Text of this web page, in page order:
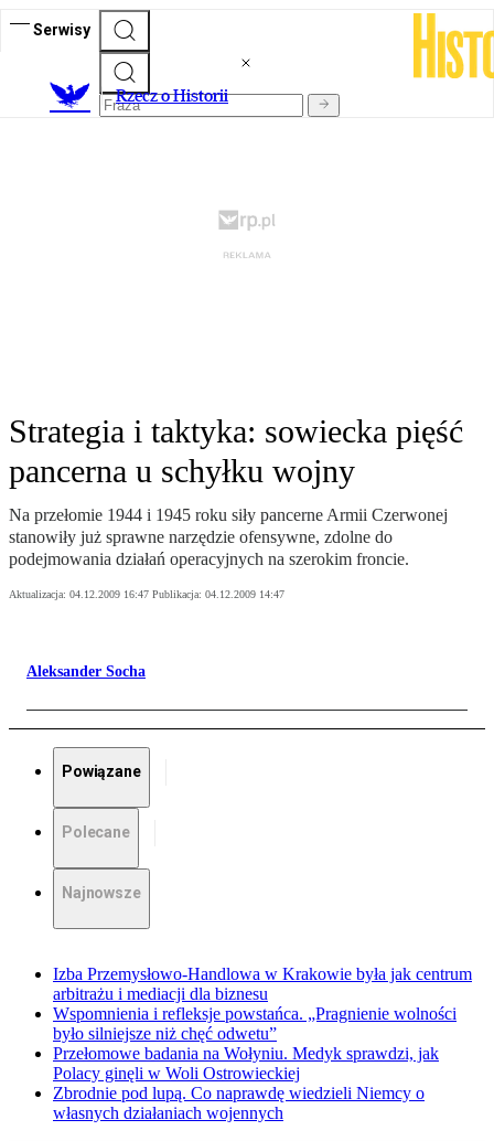
Serwisy
Rzecz o Historii
Strategia i taktyka: sowiecka pięść
pancerna u schyłku wojny
Na przełomie 1944 i 1945 roku siły pancerne Armii Czerwonej
stanowiły już sprawne narzędzie ofensywne, zdolne do
podejmowania działań operacyjnych na szerokim froncie.
Aktualizacja: 04.12.2009 16:47 Publikacja: 04.12.2009 14:47
Aleksander Socha
Powiązane
Polecane
Najnowsze
Izba Przemysłowo-Handlowa w Krakowie była jak centrum
arbitrażu i mediacji dla biznesu
Wspomnienia i refleksje powstańca. „Pragnienie wolności
było silniejsze niż chęć odwetu”
Przełomowe badania na Wołyniu. Medyk sprawdzi, jak
Polacy ginęli w Woli Ostrowieckiej
Zbrodnie pod lupą. Co naprawdę wiedzieli Niemcy o
własnych działaniach wojennych